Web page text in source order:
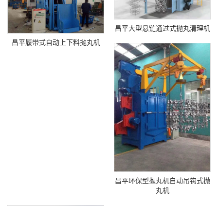
昌平履带式自动上下料抛丸机
昌平大型悬链通过式抛丸清理机
昌平环保型抛丸机自动吊钩式抛
丸机